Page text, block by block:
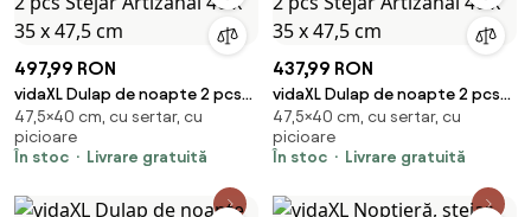
497,99 RON
vidaXL Dulap de noapte 2 pcs
Stejar Artizanal 40 x 35 x 47,5
cm
47,5×40 cm, cu sertar, cu
picioare
În stoc
Livrare gratuită
437,99 RON
vidaXL Dulap de noapte 2 pcs
Stejar Artizanal 40 x 35 x 47,5
cm
47,5×40 cm, cu sertar, cu
picioare
În stoc
Livrare gratuită